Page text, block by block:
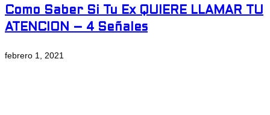
Como Saber Si Tu Ex QUIERE LLAMAR TU
ATENCION – 4 Señales
febrero 1, 2021